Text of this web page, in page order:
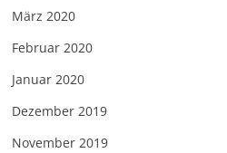
März 2020
Februar 2020
Januar 2020
Dezember 2019
November 2019